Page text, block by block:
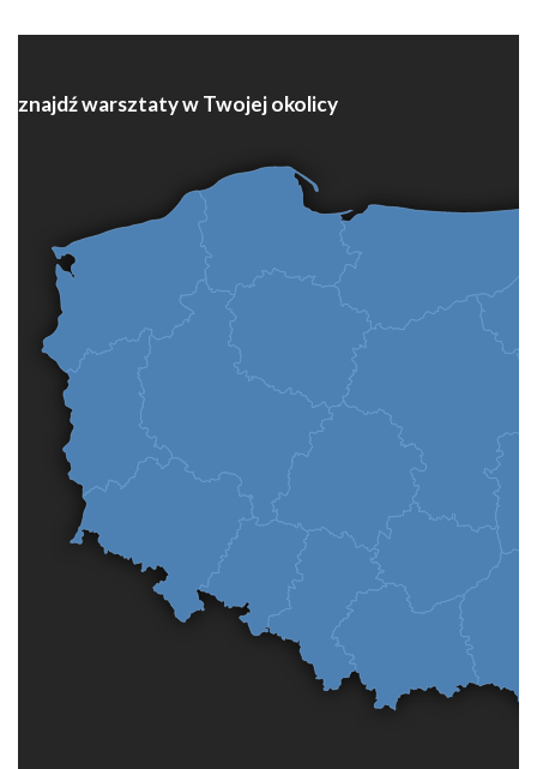
znajdź warsztaty w Twojej okolicy